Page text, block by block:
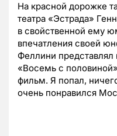
На красной дорожке
театра «Эстрада»
в свойственной ему
впечатления своей
Феллини
«Восемь с
фильм. Я попал,
очень понравился